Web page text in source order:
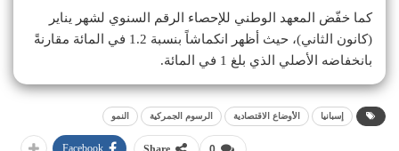
كما خفّض المعهد الوطني للإحصاء الرقم السنوي لشهر يناير
(كانون الثاني)، حيث أظهر انكماشاً بنسبة 1.2 في المائة مقارنةً
بانخفاضه الأصلي الذي بلغ 1 في المائة.
إسبانيا الأوضاع الاقتصادية الرسوم الجمركية النمو
Facebook